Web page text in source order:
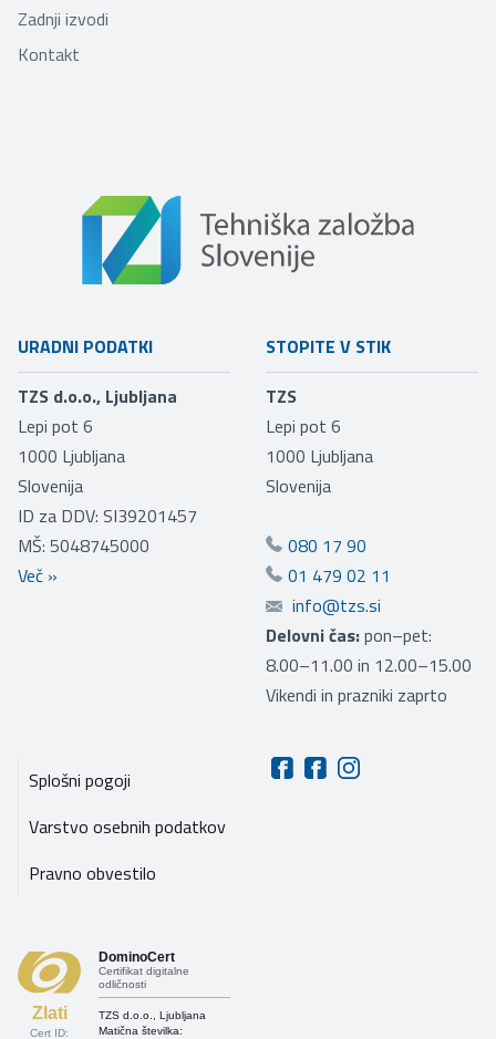
Zadnji izvodi
Kontakt
URADNI PODATKI
TZS d.o.o., Ljubljana
Lepi pot 6
1000 Ljubljana
Slovenija
ID za DDV: SI39201457
MŠ: 5048745000
Več »
STOPITE V STIK
TZS
Lepi pot 6
1000 Ljubljana
Slovenija
080 17 90
01 479 02 11
info@tzs.si
Delovni čas:pon–pet:
8.00–11.00 in 12.00–15.00
Vikendi in prazniki zaprto
Splošni pogoji
Varstvo osebnih podatkov
Pravno obvestilo
Zlati
Cert ID:
DominoCert
Certifikat digitalne
odličnosti
TZS d.o.o., Ljubljana
Matična številka: